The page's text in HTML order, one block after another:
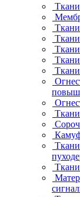
Ткани
Ткани